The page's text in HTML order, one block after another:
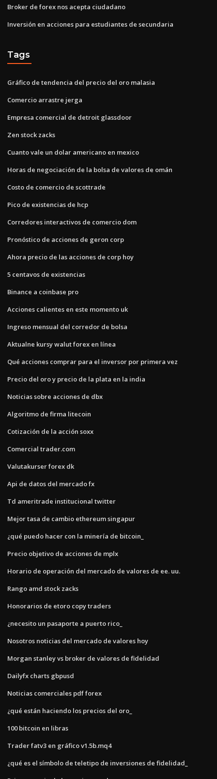
Broker de forex nos acepta ciudadano
Inversión en acciones para estudiantes de secundaria
Tags
Gráfico de tendencia del precio del oro malasia
Comercio arrastre jerga
Empresa comercial de detroit glassdoor
Zen stock zacks
Cuanto vale un dolar americano en mexico
Horas de negociación de la bolsa de valores de omán
Costo de comercio de scottrade
Pico de existencias de hcp
Corredores interactivos de comercio dom
Pronóstico de acciones de geron corp
Ahora precio de las acciones de corp hoy
5 centavos de existencias
Binance a coinbase pro
Acciones calientes en este momento uk
Ingreso mensual del corredor de bolsa
Aktualne kursy walut forex en línea
Qué acciones comprar para el inversor por primera vez
Precio del oro y precio de la plata en la india
Noticias sobre acciones de dbx
Algoritmo de firma litecoin
Cotización de la acción soxx
Comercial trader.com
Valutakurser forex dk
Api de datos del mercado fx
Td ameritrade institucional twitter
Mejor tasa de cambio ethereum singapur
¿qué puedo hacer con la minería de bitcoin_
Precio objetivo de acciones de mplx
Horario de operación del mercado de valores de ee. uu.
Rango amd stock zacks
Honorarios de etoro copy traders
¿necesito un pasaporte a puerto rico_
Nosotros noticias del mercado de valores hoy
Morgan stanley vs broker de valores de fidelidad
Dailyfx charts gbpusd
Noticias comerciales pdf forex
¿qué están haciendo los precios del oro_
100 bitcoin en libras
Trader fatv3 en gráfico v1.5b.mq4
¿qué es el símbolo de teletipo de inversiones de fidelidad_